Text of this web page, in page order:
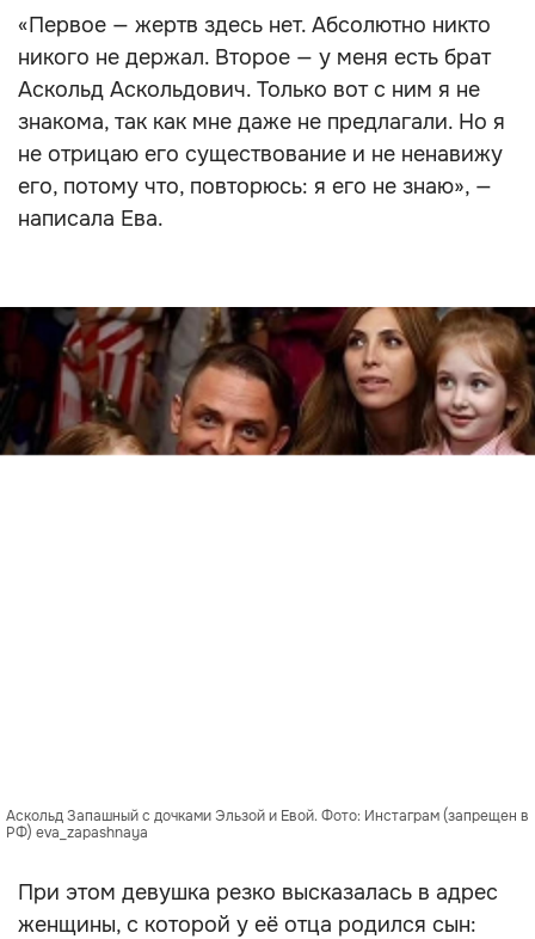
«Первое — жертв здесь нет. Абсолютно никто
никого не держал. Второе — у меня есть брат
Аскольд Аскольдович. Только вот с ним я не
знакома, так как мне даже не предлагали. Но я
не отрицаю его существование и не ненавижу
его, потому что, повторюсь: я его не знаю», —
написала Ева.
Аскольд Запашный с дочками Эльзой и Евой. Фото: Инстаграм (запрещен в
РФ) eva_zapashnaya
При этом девушка резко высказалась в адрес
женщины, с которой у её отца родился сын: